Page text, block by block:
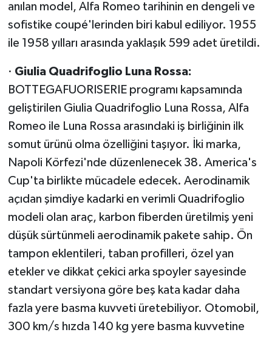
anılan model, Alfa Romeo tarihinin en dengeli ve
sofistike coupé'lerinden biri kabul ediliyor. 1955
ile 1958 yılları arasında yaklaşık 599 adet üretildi.
· Giulia Quadrifoglio Luna Rossa:
BOTTEGAFUORISERIE programı kapsamında
geliştirilen Giulia Quadrifoglio Luna Rossa, Alfa
Romeo ile Luna Rossa arasındaki iş birliğinin ilk
somut ürünü olma özelliğini taşıyor. İki marka,
Napoli Körfezi'nde düzenlenecek 38. America's
Cup'ta birlikte mücadele edecek. Aerodinamik
açıdan şimdiye kadarki en verimli Quadrifoglio
modeli olan araç, karbon fiberden üretilmiş yeni
düşük sürtünmeli aerodinamik pakete sahip. Ön
tampon eklentileri, taban profilleri, özel yan
etekler ve dikkat çekici arka spoyler sayesinde
standart versiyona göre beş kata kadar daha
fazla yere basma kuvveti üretebiliyor. Otomobil,
300 km/s hızda 140 kg yere basma kuvvetine